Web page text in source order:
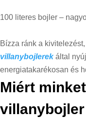
100 literes bojler –
Bízza ránk a
villanybojlerekáltal
energiatakarékosan és
Miért